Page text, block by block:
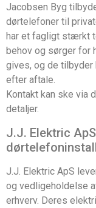
Jacobsen Byg
dørtelefoner til
har et fagligt stærkt
behov og sørger for
gives, og de
efter aftale.
Kontakt kan ske via
detaljer.
J.J. Elektric
J.J. Elektric ApS
og vedligeholdelse
erhverv. Deres